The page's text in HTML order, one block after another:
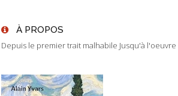
À PROPOS
Depuis le premier trait malhabile Jusqu'à l'oeuvre